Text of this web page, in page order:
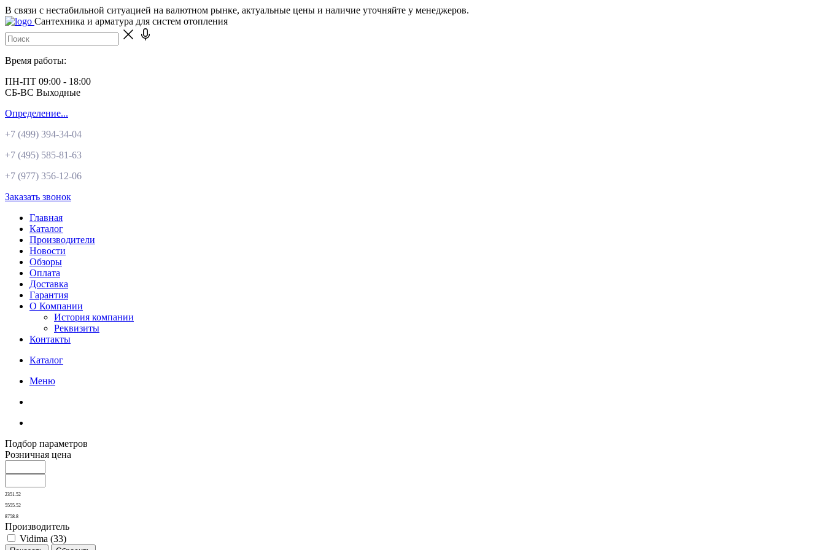
В связи с нестабильной ситуацией на валютном рынке, актуальные цены и наличие уточняйте у менеджеров.
Сантехника и арматура для систем отопления
Время работы:
ПН-ПТ 09:00 - 18:00
СБ-ВС Выходные
Определение...
+7 (499) 394-34-04
+7 (495) 585-81-63
+7 (977) 356-12-06
Заказать звонок
Главная
Каталог
Производители
Новости
Обзоры
Оплата
Доставка
Гарантия
О Компании
История компании
Реквизиты
Контакты
Каталог
Меню
Подбор параметров
Розничная цена
2351.52
5555.52
8758.8
Производитель
Vidima (33)